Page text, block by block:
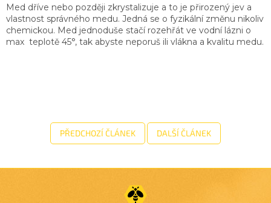
Med dříve nebo později zkrystalizuje a to je přirozený jev a
vlastnost správného medu. Jedná se o fyzikální změnu nikoliv
chemickou. Med jednoduše stačí rozehřát ve vodní lázni o
max teplotě 45°, tak abyste neporuš ili vlákna a kvalitu medu.
PŘEDCHOZÍ ČLÁNEK DALŠÍ ČLÁNEK